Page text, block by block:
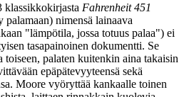
klassikkokirjasta Fahrenheit 451
nimensä lainaava
"lämpötila, jossa totuus palaa") ei
tasapainoinen dokumentti. Se
toiseen, palaten kuitenkin aina takaisin
epäpätevyyteensä sekä
Moore vyöryttää kankaalle toinen